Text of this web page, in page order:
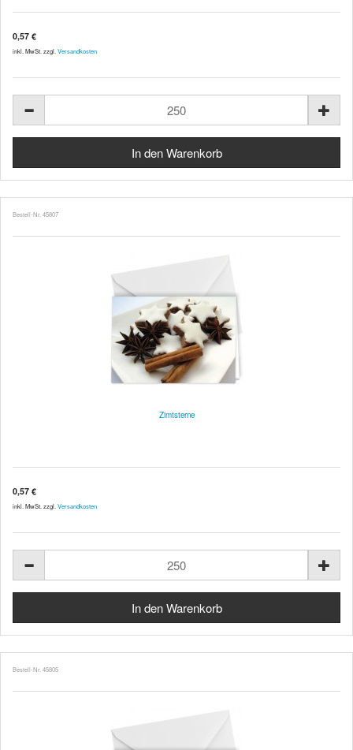
0,57 €
inkl. MwSt. zzgl. Versandkosten
Bestell-Nr. 45807
Zimtsterne
0,57 €
inkl. MwSt. zzgl. Versandkosten
Bestell-Nr. 45805